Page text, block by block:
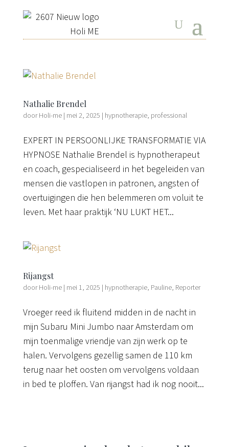
Nathalie Brendel
doorHoli-me| mei 2, 2025 | hypnotherapie, professional
EXPERT IN PERSOONLIJKE TRANSFORMATIE VIA
HYPNOSE Nathalie Brendel is hypnotherapeut
en coach, gespecialiseerd in het begeleiden van
mensen die vastlopen in patronen, angsten of
overtuigingen die hen belemmeren om voluit te
leven. Met haar praktijk ‘NU LUKT HET...
Rijangst
doorHoli-me| mei 1, 2025 | hypnotherapie, Pauline, Reporter
Vroeger reed ik fluitend midden in de nacht in
mijn Subaru Mini Jumbo naar Amsterdam om
mijn toenmalige vriendje van zijn werk op te
halen. Vervolgens gezellig samen de 110 km
terug naar het oosten om vervolgens voldaan
in bed te ploffen. Van rijangst had ik nog nooit...